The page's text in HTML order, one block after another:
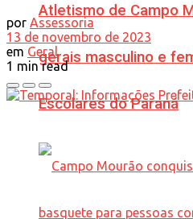
Atletismo de Campo
gerais masculino e
Escolares do Paraná
por Assessoria
13 de novembro de 2023
em Geral
1 min read